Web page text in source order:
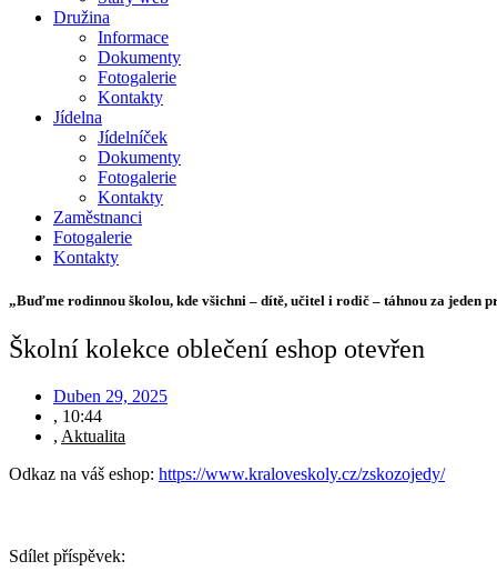
Družina
Informace
Dokumenty
Fotogalerie
Kontakty
Jídelna
Jídelníček
Dokumenty
Fotogalerie
Kontakty
Zaměstnanci
Fotogalerie
Kontakty
„Buďme rodinnou školou, kde všichni – dítě, učitel i rodič – táhnou za jeden
Školní kolekce oblečení eshop otevřen
Duben 29, 2025
, 10:44
, Aktualita
Odkaz na váš eshop: https://www.kraloveskoly.cz/zskozojedy/
Sdílet příspěvek: